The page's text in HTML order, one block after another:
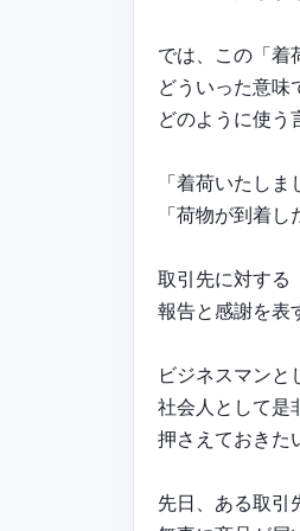
では、この「着
どういった意味
どのように使う
「着荷いたし
「荷物が到着し
取引先に対する
報告と感謝を表
ビジネスマンと
社会人として是
押さえておきた
先日、ある取引